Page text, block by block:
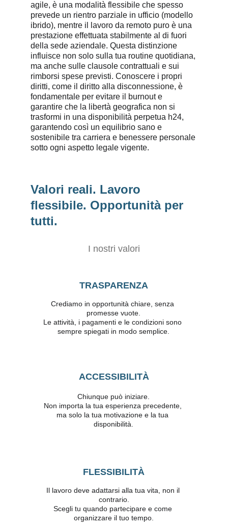
agile, è una modalità flessibile che spesso
prevede un rientro parziale in ufficio (modello
ibrido), mentre il lavoro da remoto puro è una
prestazione effettuata stabilmente al di fuori
della sede aziendale. Questa distinzione
influisce non solo sulla tua routine quotidiana,
ma anche sulle clausole contrattuali e sui
rimborsi spese previsti. Conoscere i propri
diritti, come il diritto alla disconnessione, è
fondamentale per evitare il burnout e
garantire che la libertà geografica non si
trasformi in una disponibilità perpetua h24,
garantendo così un equilibrio sano e
sostenibile tra carriera e benessere personale
sotto ogni aspetto legale vigente.
Valori reali. Lavoro
flessibile. Opportunità per
tutti.
I nostri valori
TRASPARENZA
ACCESSIBILITÀ
FLESSIBILITÀ
Crediamo in opportunità chiare, senza
promesse vuote.
Le attività, i pagamenti e le condizioni sono
sempre spiegati in modo semplice.
Chiunque può iniziare.
Non importa la tua esperienza precedente,
ma solo la tua motivazione e la tua
disponibilità.
Il lavoro deve adattarsi alla tua vita, non il
contrario.
Scegli tu quando partecipare e come
organizzare il tuo tempo.